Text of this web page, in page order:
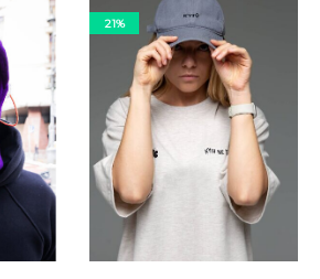
21%